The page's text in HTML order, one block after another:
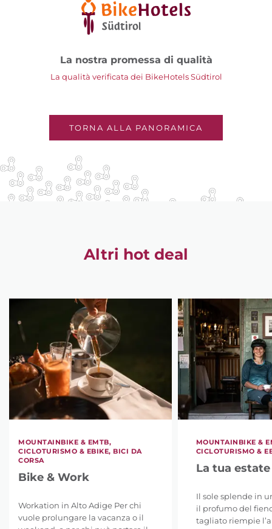
La nostra promessa di qualità
La qualità verificata dei BikeHotels Südtirol
TORNA ALLA PANORAMICA
Altri hot deal
MOUNTAINBIKE & EMTB,
CICLOTURISMO & EBIKE, BICI DA
CORSA
Bike & Work
Workation in Alto Adige Per chi
vuole prolungare la vacanza o il
MOUNTAINBIKE &
CICLOTURISMO &
La tua
Il sole splende in
il profumo del
tagliato riempie